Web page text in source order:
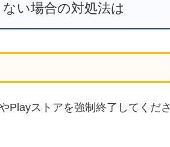
い場合の対処法は
Playストアを強制終了してくださ